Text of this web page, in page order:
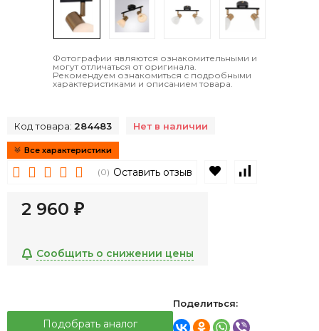
Фотографии являются ознакомительными и
могут отличаться от оригинала.
Рекомендуем ознакомиться с подробными
характеристиками и описанием товара.
Код товара: 284483 Нет в наличии
Все характеристики
(0) Оставить отзыв В избранное
2 960 ₽
Сообщить о снижении цены
Подобрать аналог
Поделиться: